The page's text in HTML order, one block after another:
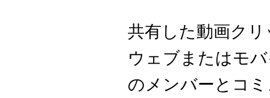
共有した動画ク
ウェブまたはモ
のメンバーとコ